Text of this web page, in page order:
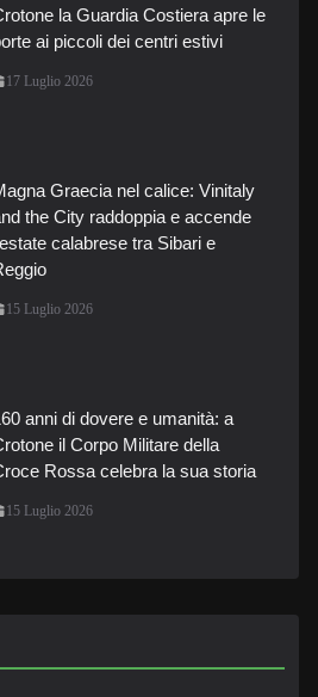
la Guardia Costiera apre le
ai piccoli dei centri estivi
17 Luglio 2026
Graecia nel calice: Vinitaly
the City raddoppia e accende
calabrese tra Sibari e
15 Luglio 2026
anni di dovere e umanità: a
il Corpo Militare della
Rossa celebra la sua storia
15 Luglio 2026